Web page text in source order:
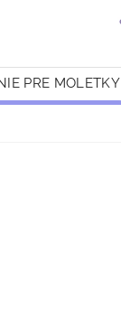
PRE MOLETKY